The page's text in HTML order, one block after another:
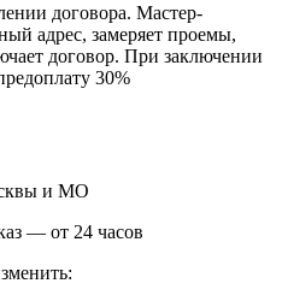
договора. Мастер-
адрес, замеряет проемы,
договор. При заключении
30%
и МО
— от 24 часов